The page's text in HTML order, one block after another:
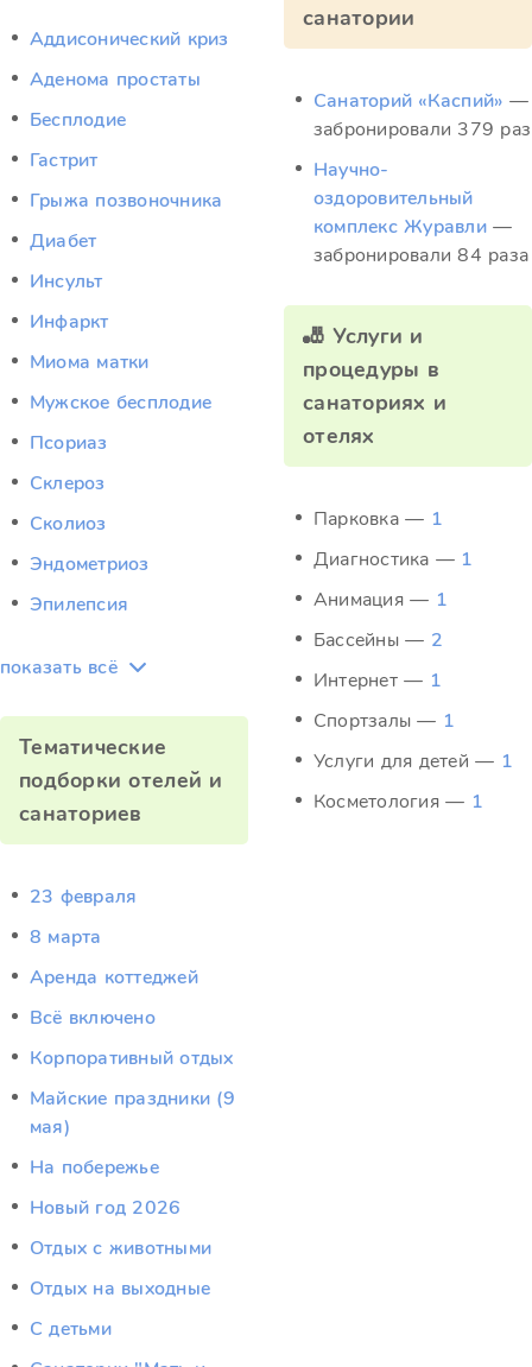
Аддисонический криз
Аденома простаты
Бесплодие
Гастрит
Грыжа позвоночника
Диабет
Инсульт
Инфаркт
Миома матки
Мужское бесплодие
Псориаз
Склероз
Сколиоз
Эндометриоз
Эпилепсия
показать всё
Тематические
подборки отелей и
санаториев
23 февраля
8 марта
Аренда коттеджей
Всё включено
Корпоративный отдых
Майские праздники (9
мая)
На побережье
Новый год 2026
Отдых c животными
Отдых на выходные
С детьми
санатории
Санаторий «Каспий» —
забронировали 379 раз
Научно-
оздоровительный
комплекс Журавли —
забронировали 84 раза
🎳 Услуги и
процедуры в
санаториях и
отелях
Парковка — 1
Диагностика — 1
Анимация — 1
Бассейны — 2
Интернет — 1
Спортзалы — 1
Услуги для детей — 1
Косметология — 1